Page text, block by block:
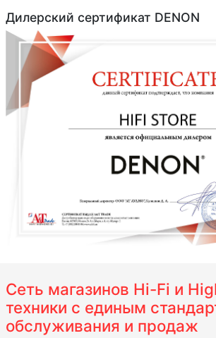
Дилерский сертификат DENON
Сеть магазинов Hi-Fi и
техники с единым
обслуживания и продаж